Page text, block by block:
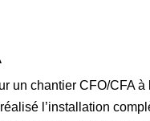
un chantier CFO/CFA
l’installation